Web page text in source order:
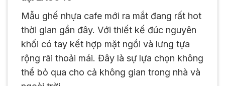
Mẫu ghế nhựa cafe mới ra mắt đang rất hot
thời gian gần đây. Với thiết kế đúc nguyên
khối có tay kết hợp mặt ngồi và lưng tựa
rộng rãi thoải mái. Đây là sự lựa chọn không
thể bỏ qua cho cả không gian trong nhà và